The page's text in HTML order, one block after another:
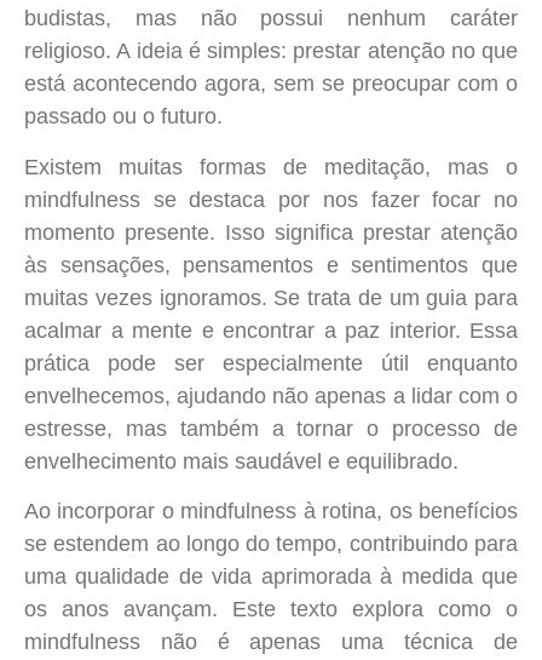
budistas, mas não possui nenhum caráter
religioso. A ideia é simples: prestar atenção no que
está acontecendo agora, sem se preocupar com o
passado ou o futuro.
Existem muitas formas de meditação, mas o
mindfulness se destaca por nos fazer focar no
momento presente. Isso significa prestar atenção
às sensações, pensamentos e sentimentos que
muitas vezes ignoramos. Se trata de um guia para
acalmar a mente e encontrar a paz interior. Essa
prática pode ser especialmente útil enquanto
envelhecemos, ajudando não apenas a lidar com o
estresse, mas também a tornar o processo de
envelhecimento mais saudável e equilibrado.
Ao incorporar o mindfulness à rotina, os benefícios
se estendem ao longo do tempo, contribuindo para
uma qualidade de vida aprimorada à medida que
os anos avançam. Este texto explora como o
mindfulness não é apenas uma técnica de